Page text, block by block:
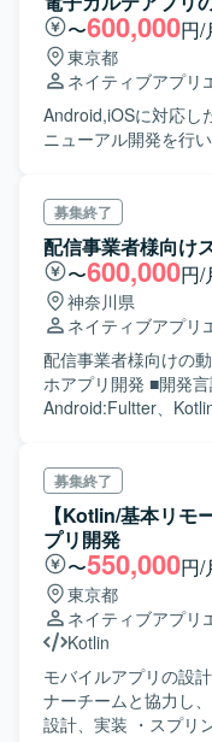
〜600,000円/
東京都
ネイティブアプリ
Android,iOSに対応し
ニューアル開発を行い
募集終了
配信事業者様向け
〜600,000円/
神奈川県
ネイティブアプリ
配信事業者様向けの動
ホアプリ開発 ■開発言語 ・iOS :Fultter、Swift ・
Android:Fultter、
募集終了
【Kotlin/基本リモ
プリ開発
〜550,000円/
東京都
ネイティブアプリ
Kotlin
モバイルアプリの設
ナーチームと協力し
設計、実装 ・スプリ